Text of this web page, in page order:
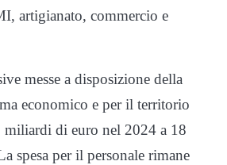
artigianato, commercio e
messe a disposizione della
economico e per il territorio
miliardi di euro nel 2024 a 18
spesa per il personale rimane